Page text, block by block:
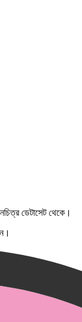
ডেটাসেট থেকে।